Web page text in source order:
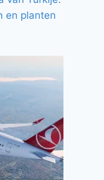
en planten